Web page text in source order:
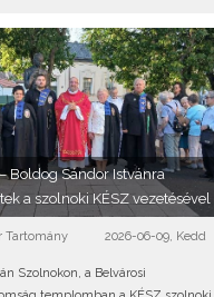
Boldog Sándor Istvánra
a szolnoki KÉSZ vezetésével
Tartomány 2026-06-09, Kedd
Szolnokon, a Belvárosi